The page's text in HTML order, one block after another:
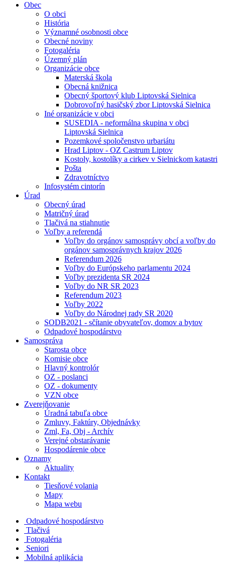
Obec
O obci
História
Významné osobnosti obce
Obecné noviny
Fotogaléria
Územný plán
Organizácie obce
Materská škola
Obecná knižnica
Obecný športový klub Liptovská Sielnica
Dobrovoľný hasičský zbor Liptovská Sielnica
Iné organizácie v obci
SUSEDIA - neformálna skupina v obci
Liptovská Sielnica
Pozemkové spoločenstvo urbariátu
Hrad Liptov - OZ Castrum Liptov
Kostoly, kostolíky a cirkev v Sielnickom katastri
Pošta
Zdravotníctvo
Infosystém cintorín
Úrad
Obecný úrad
Matričný úrad
Tlačivá na stiahnutie
Voľby a referendá
Voľby do orgánov samosprávy obcí a voľby do
orgánov samosprávnych krajov 2026
Referendum 2026
Voľby do Európskeho parlamentu 2024
Voľby prezidenta SR 2024
Voľby do NR SR 2023
Referendum 2023
Voľby 2022
Voľby do Národnej rady SR 2020
SODB2021 - sčítanie obyvateľov, domov a bytov
Odpadové hospodárstvo
Samospráva
Starosta obce
Komisie obce
Hlavný kontrolór
OZ - poslanci
OZ - dokumenty
VZN obce
Zverejňovanie
Úradná tabuľa obce
Zmluvy, Faktúry, Objednávky
Zml, Fa, Obj - Archív
Verejné obstarávanie
Hospodárenie obce
Oznamy
Aktuality
Kontakt
Tiesňové volania
Mapy
Mapa webu
Odpadové hospodárstvo
Tlačivá
Fotogaléria
Seniori
Mobilná aplikácia